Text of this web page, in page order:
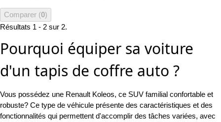
Comparer (0)
Résultats 1 - 2 sur 2.
Pourquoi équiper sa voiture
d'un tapis de coffre auto ?
Vous possédez une Renault Koleos, ce SUV familial confortable et
robuste? Ce type de véhicule présente des caractéristiques et des
fonctionnalités qui permettent d'accomplir des tâches variées, avec